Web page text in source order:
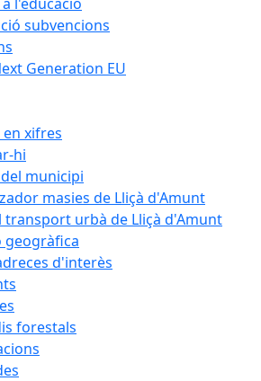
subvencions
Generation EU
xifres
hi
municipi
masies de Lliçà d'Amunt
transport urbà de Lliçà d'Amunt
d'interès
forestals